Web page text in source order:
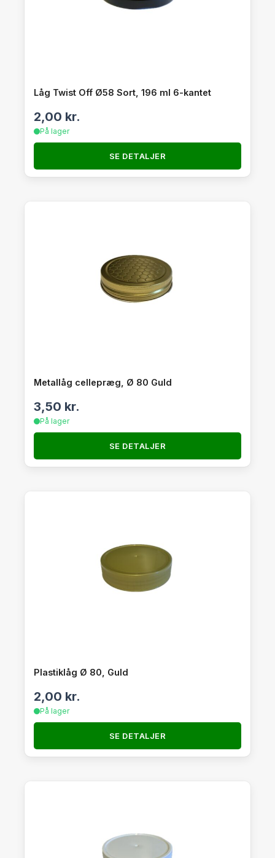
Låg Twist Off Ø58 Sort, 196 ml 6-kantet
2,00 kr.
På lager
SE DETALJER
Metallåg cellepræg, Ø 80 Guld
3,50 kr.
På lager
SE DETALJER
Plastiklåg Ø 80, Guld
2,00 kr.
På lager
SE DETALJER